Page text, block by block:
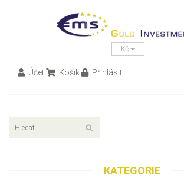
Kč
Účet Košík Přihlásit
KATEGORIE